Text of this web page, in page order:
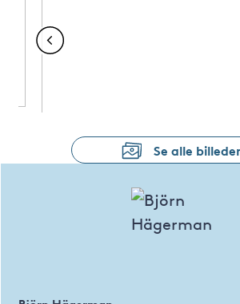
Se alle billeder